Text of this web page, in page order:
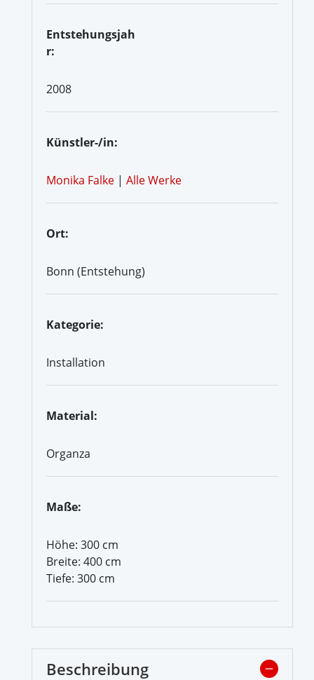
Entstehungsjah
r:
2008
Künstler-/in:
Monika Falke | Alle Werke
Ort:
Bonn (Entstehung)
Kategorie:
Installation
Material:
Organza
Maße:
Höhe: 300 cm
Breite: 400 cm
Tiefe: 300 cm
Beschreibung